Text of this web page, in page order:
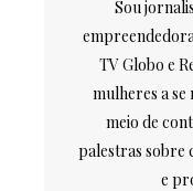
Sou
TV Globo e
mulheres a
meio de
palestras
e